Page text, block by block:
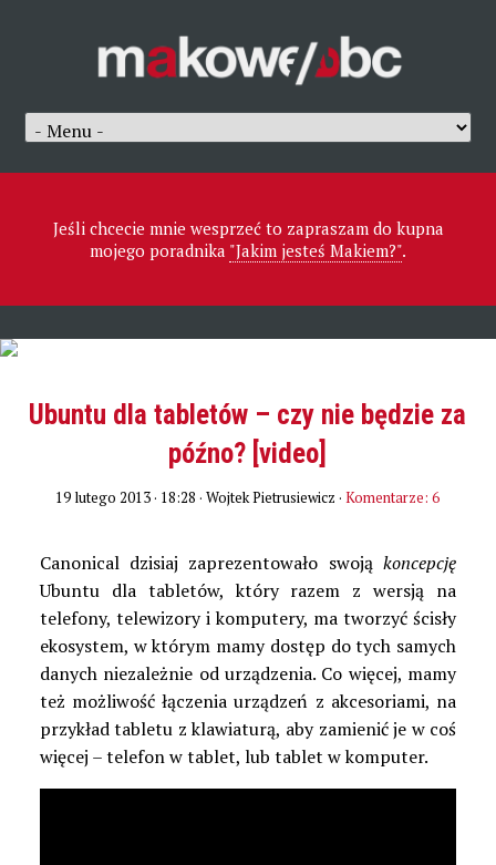
Jeśli chcecie mnie wesprzeć to zapraszam do kupna
mojego poradnika "Jakim jesteś Makiem?".
Ubuntu dla tabletów – czy nie będzie za
późno? [video]
19 lutego 2013 · 18:28 · Wojtek Pietrusiewicz ·Komentarze: 6
Canonical dzisiaj zaprezentowało swojąkoncepcję
Ubuntu dla tabletów, który razem z wersją na
telefony, telewizory i komputery, ma tworzyć ścisły
ekosystem, w którym mamy dostęp do tych samych
danych niezależnie od urządzenia. Co więcej, mamy
też możliwość łączenia urządzeń z akcesoriami, na
przykład tabletu z klawiaturą, aby zamienić je w coś
więcej – telefon w tablet, lub tablet w komputer.